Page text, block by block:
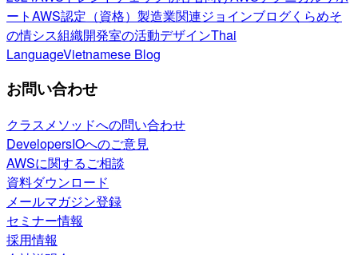
ートAWS認定（資格） 製造業関連ジョインブログくらめそ
の情シス組織開発室の活動デザインThai
LanguageVietnamese Blog
お問い合わせ
クラスメソッドへの問い合わせ
DevelopersIOへのご意見
AWSに関するご相談
資料ダウンロード
メールマガジン登録
セミナー情報
採用情報